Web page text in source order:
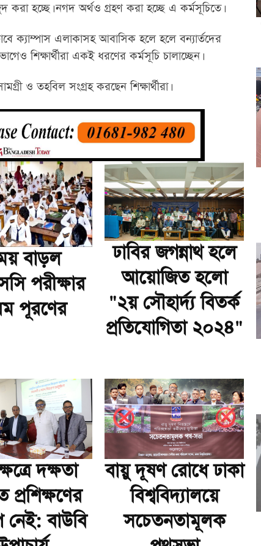
হচ্ছে। নগদ অর্থও গ্রহণ করা হচ্ছে এ কর্মসূচিতে।
ক্যাম্পাস এলাকাসহ আবাসিক হলে হলে বন্যার্তদের
শিক্ষার্থীরা একই ধরণের কর্মসূচি চালাচ্ছেন।
ও তহবিল সংগ্রহ করছেন শিক্ষার্থীরা।
বাড়ল
পরীক্ষার
পূরণের
ঢাবির জগন্নাথ হলে
আয়োজিত হলো
"২য় সৌহার্দ্য বিতর্ক
প্রতিযোগিতা ২০২৪"
দক্ষতা
প্রশিক্ষণের
নেই: বাউবি
বায়ু দূষণ রোধে ঢাকা
বিশ্ববিদ্যালয়ে
সচেতনতামূলক